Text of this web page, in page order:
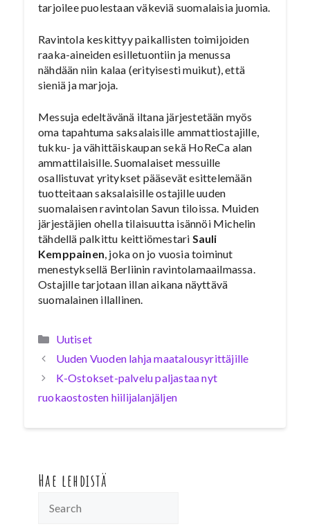
tarjoilee puolestaan väkeviä suomalaisia juomia.
Ravintola keskittyy paikallisten toimijoiden
raaka-aineiden esilletuontiin ja menussa
nähdään niin kalaa (erityisesti muikut), että
sieniä ja marjoja.
Messuja edeltävänä iltana järjestetään myös
oma tapahtuma saksalaisille ammattiostajille,
tukku- ja vähittäiskaupan sekä HoReCa alan
ammattilaisille. Suomalaiset messuille
osallistuvat yritykset pääsevät esittelemään
tuotteitaan saksalaisille ostajille uuden
suomalaisen ravintolan Savun tiloissa. Muiden
järjestäjien ohella tilaisuutta isännöi Michelin
tähdellä palkittu keittiömestari Sauli
Kemppainen, joka on jo vuosia toiminut
menestyksellä Berliinin ravintolamaailmassa.
Ostajille tarjotaan illan aikana näyttävä
suomalainen illallinen.
Kategoriat
Uutiset
Uuden Vuoden lahja maatalousyrittäjille
K-Ostokset-palvelu paljastaa nyt
ruokaostosten hiilijalanjäljen
Hae lehdistä